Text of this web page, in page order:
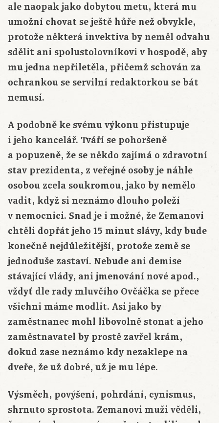
ale naopak jako dobytou metu, která mu
umožní chovat se ještě hůře než obvykle,
protože některá invektiva by neměl odvahu
sdělit ani spolustolovníkovi v hospodě, aby
mu jedna nepřiletěla, přičemž schován za
ochrankou se servilní redaktorkou se bát
nemusí.
A podobně ke svému výkonu přistupuje
i jeho kancelář. Tváří se pohoršeně
a popuzeně, že se někdo zajímá o zdravotní
stav prezidenta, z veřejné osoby je náhle
osobou zcela soukromou, jako by nemělo
vadit, když si neznámo dlouho poleží
v nemocnici. Snad je i možné, že Zemanovi
chtěli dopřát jeho 15 minut slávy, kdy bude
konečně nejdůležitější, protože země se
jednoduše zastaví. Nebude ani demise
stávající vlády, ani jmenování nové apod.,
vždyť dle rady mluvčího Ovčáčka se přece
všichni máme modlit. Asi jako by
zaměstnanec mohl libovolně stonat a jeho
zaměstnavatel by prostě zavřel krám,
dokud zase neznámo kdy nezaklepe na
dveře, že už dobré, už je mu lépe.
Výsměch, povýšení, pohrdání, cynismus,
shrnuto sprostota. Zemanovi muži věděli,